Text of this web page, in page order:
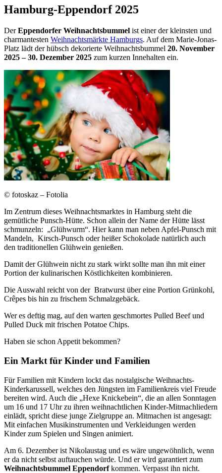
Hamburg-Eppendorf 2025
DerEppendorfer Weihnachtsbummel ist einer der kleinsten und
charmantesten Weihnachtsmärkte Hamburgs. Auf dem Marie-Jonas-
Platz lädt der hübsch dekorierte Weihnachtsbummel 20. November
2025– 30. Dezember 2025 zum kurzen Innehalten ein.
© fotoskaz – Fotolia
Im Zentrum dieses Weihnachtsmarktes in Hamburg steht die
gemütliche Punsch-Hütte. Schon allein der Name der Hütte lässt
schmunzeln: „Glühwurm“. Hier kann man neben Apfel-Punsch mit
Mandeln, Kirsch-Punsch oder heißer Schokolade natürlich auch
den traditionellen Glühwein genießen.
Damit der Glühwein nicht zu stark wirkt sollte man ihn mit einer
Portion der kulinarischen Köstlichkeiten kombinieren.
Die Auswahl reicht von der Bratwurst über eine Portion Grünkohl,
Crêpes bis hin zu frischem Schmalzgebäck.
Wer es deftig mag, auf den warten geschmortes Pulled Beef und
Pulled Duck mit frischen Potatoe Chips.
Haben sie schon Appetit bekommen?
Ein Markt für Kinder und Familien
Für Familien mit Kindern lockt das nostalgische Weihnachts-
Kinderkarussell, welches den Jüngsten im Familienkreis viel Freude
bereiten wird. Auch die „Hexe Knickebein“, die an allen Sonntagen
um 16 und 17 Uhr zu ihren weihnachtlichen Kinder-Mitmachliedern
einlädt, spricht diese junge Zielgruppe an. Mitmachen ist angesagt:
Mit einfachen Musikinstrumenten und Verkleidungen werden
Kinder zum Spielen und Singen animiert.
Am 6. Dezember ist Nikolaustag und es wäre ungewöhnlich, wenn
er da nicht selbst auftauchen würde. Und er wird garantiert zum
Weihnachtsbummel Eppendorfkommen. Verpasst ihn nicht.